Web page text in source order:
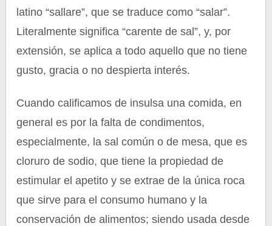
latino “sallare”, que se traduce como “salar”.
Literalmente significa “carente de sal”, y, por
extensión, se aplica a todo aquello que no tiene
gusto, gracia o no despierta interés.
Cuando calificamos de insulsa una comida, en
general es por la falta de condimentos,
especialmente, la sal común o de mesa, que es
cloruro de sodio, que tiene la propiedad de
estimular el apetito y se extrae de la única roca
que sirve para el consumo humano y la
conservación de alimentos; siendo usada desde